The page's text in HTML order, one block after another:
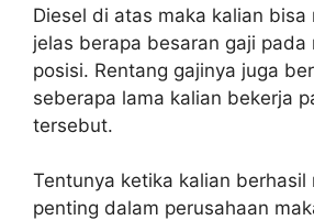
Diesel di atas maka kalian bisa
jelas berapa besaran gaji pada
posisi. Rentang gajinya juga
seberapa lama kalian bekerja
tersebut.
Tentunya ketika kalian berhasil
penting dalam perusahaan